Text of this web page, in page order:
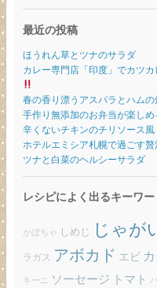
最近の投稿
ほうれん草とツナのサラダ
カレー専門店「印度」でカツ
春の香り漂うアスパラとハムの
手作り無添加のお弁当が楽しめ
辛くないチキンのチリソース風
ホテルエミシア札幌で過ごす
ツナと白菜のヘルシーサラダ
レシピによく出るキーワー
かぼちゃ しめじ じゃが
ラガス アボカド エビ
キーニ ソーセージ トマト